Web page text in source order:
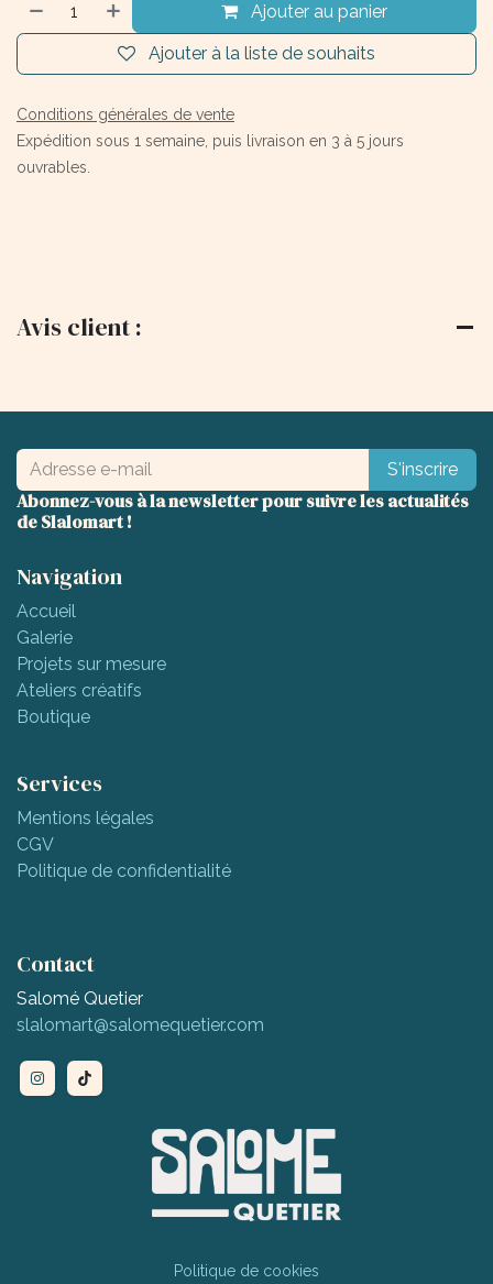
Ajouter au panier
Ajouter à la liste de souhaits
Conditions générales de vente
Expédition sous 1 semaine, puis livraison en 3 à 5 jours
ouvrables.
Avis client :
S'inscrire
Abonnez-vous à la newsletter pour suivre les actualités
de Slalomart !
Navigation
Accueil
Galerie
Projets sur mesure
Ateliers créatifs
Boutique
Services
Mentions légales
CGV
Politique de confidentialité
Contact
Salomé Quetier
slalomart@salomequetier.com
Politique de cookies